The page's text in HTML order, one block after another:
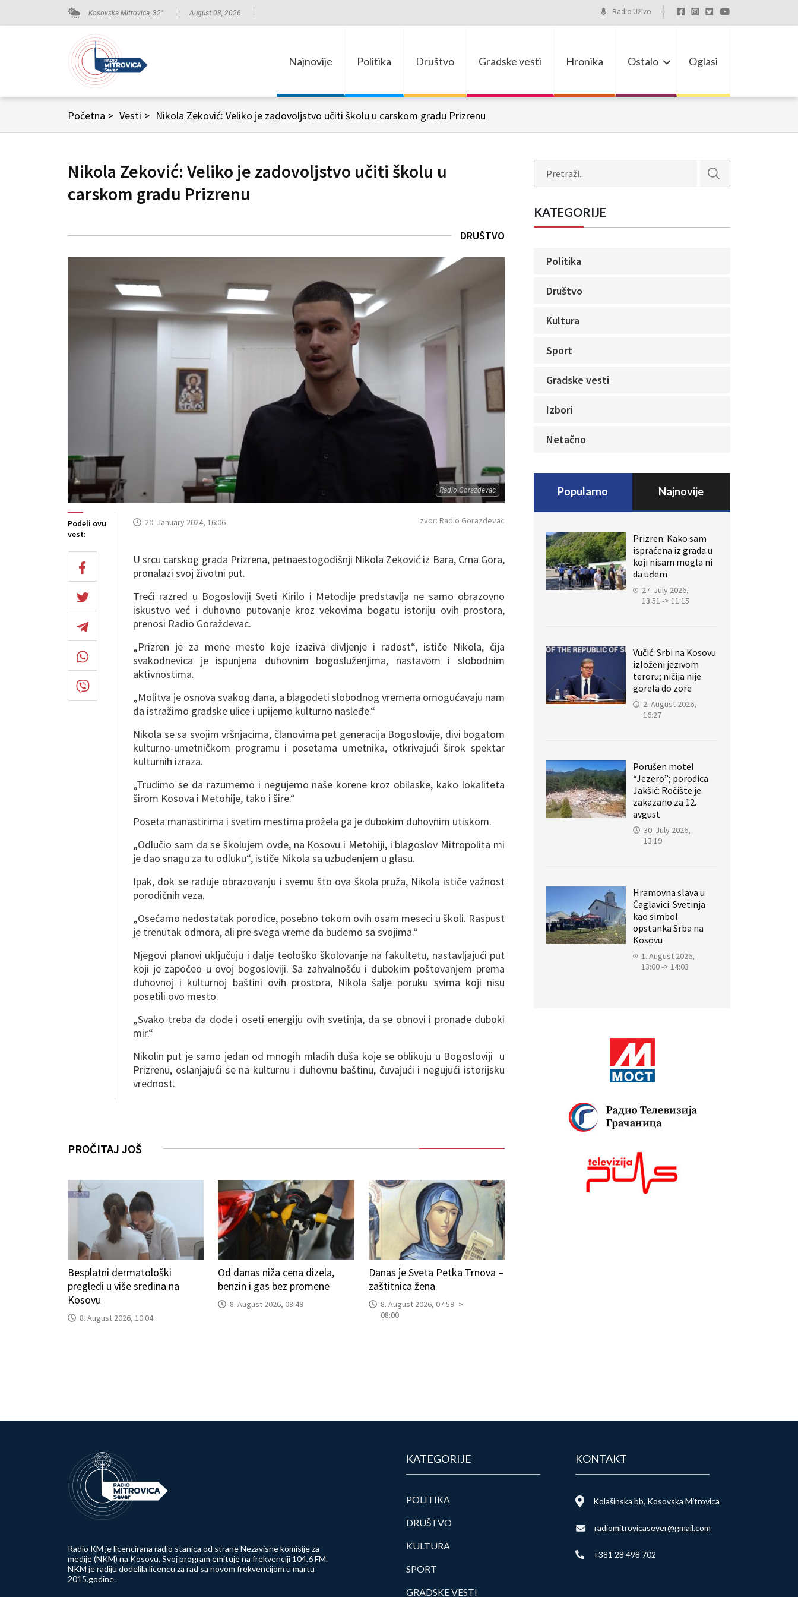
Kosovska Mitrovica, 32° August 08, 2026 Radio Uživo
Najnovije Politika Društvo Gradske vesti Hronika Ostalo Oglasi
Početna > Vesti > Nikola Zeković: Veliko je zadovoljstvo učiti školu u carskom gradu Prizrenu
Nikola Zeković: Veliko je zadovoljstvo učiti školu u
carskom gradu Prizrenu
DRUŠTVO
Radio Gorazdevac
Podeli ovu
vest:
20. January 2024, 16:06 Izvor: Radio Gorazdevac
U srcu carskog grada Prizrena, petnaestogodišnji Nikola Zeković iz Bara, Crna Gora,
pronalazi svoj životni put.
Treći razred u Bogosloviji Sveti Kirilo i Metodije predstavlja ne samo obrazovno
iskustvo već i duhovno putovanje kroz vekovima bogatu istoriju ovih prostora,
prenosi Radio Goraždevac.
„Prizren je za mene mesto koje izaziva divljenje i radost“, ističe Nikola, čija
svakodnevica je ispunjena duhovnim bogosluženjima, nastavom i slobodnim
aktivnostima.
„Molitva je osnova svakog dana, a blagodeti slobodnog vremena omogućavaju nam
da istražimo gradske ulice i upijemo kulturno nasleđe.“
Nikola se sa svojim vršnjacima, članovima pet generacija Bogoslovije, divi bogatom
kulturno-umetničkom programu i posetama umetnika, otkrivajući širok spektar
kulturnih izraza.
„Trudimo se da razumemo i negujemo naše korene kroz obilaske, kako lokaliteta
širom Kosova i Metohije, tako i šire.“
Poseta manastirima i svetim mestima prožela ga je dubokim duhovnim utiskom.
„Odlučio sam da se školujem ovde, na Kosovu i Metohiji, i blagoslov Mitropolita mi
je dao snagu za tu odluku“, ističe Nikola sa uzbuđenjem u glasu.
Ipak, dok se raduje obrazovanju i svemu što ova škola pruža, Nikola ističe važnost
porodičnih veza.
„Osećamo nedostatak porodice, posebno tokom ovih osam meseci u školi. Raspust
je trenutak odmora, ali pre svega vreme da budemo sa svojima.“
Njegovi planovi uključuju i dalje teološko školovanje na fakultetu, nastavljajući put
koji je započeo u ovoj bogosloviji. Sa zahvalnošću i dubokim poštovanjem prema
duhovnoj i kulturnoj baštini ovih prostora, Nikola šalje poruku svima koji nisu
posetili ovo mesto.
„Svako treba da dođe i oseti energiju ovih svetinja, da se obnovi i pronađe duboki
mir.“
Nikolin put je samo jedan od mnogih mladih duša koje se oblikuju u Bogosloviji u
Prizrenu, oslanjajući se na kulturnu i duhovnu baštinu, čuvajući i negujući istorijsku
vrednost.
PROČITAJ JOŠ
Besplatni dermatološki
pregledi u više sredina na
Kosovu
8. August 2026, 10:04
Od danas niža cena dizela,
benzin i gas bez promene
8. August 2026, 08:49
Danas je Sveta Petka Trnova –
zaštitnica žena
8. August 2026, 07:59 ->
08:00
KATEGORIJE
Politika
Društvo
Kultura
Sport
Gradske vesti
Izbori
Netačno
Popularno Najnovije
Prizren: Kako sam
ispraćena iz grada u
koji nisam mogla ni
da uđem
27. July 2026,
13:51 -> 11:15
Vučić: Srbi na Kosovu
izloženi jezivom
teroru; ničija nije
gorela do zore
2. August 2026,
16:27
Porušen motel
“Jezero”; porodica
Jakšić: Ročište je
zakazano za 12.
avgust
30. July 2026,
13:19
Hramovna slava u
Čaglavici: Svetinja
kao simbol
opstanka Srba na
Kosovu
1. August 2026,
13:00 -> 14:03
Radio KM je licencirana radio stanica od strane Nezavisne komisije za
medije (NKM) na Kosovu. Svoj program emituje na frekvenciji 104.6 FM.
NKM je radiju dodelila licencu za rad sa novom frekvencijom u martu
2015.godine.
KATEGORIJE
POLITIKA
DRUŠTVO
KULTURA
SPORT
GRADSKE VESTI
KONTAKT
Kolašinska bb, Kosovska Mitrovica
radiomitrovicasever@gmail.com
+381 28 498 702